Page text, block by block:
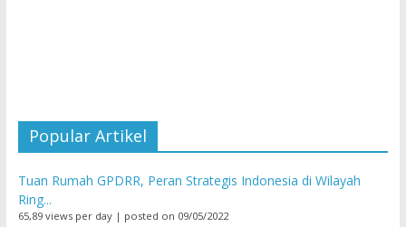
Popular Artikel
Tuan Rumah GPDRR, Peran Strategis Indonesia di Wilayah
Ring...
65,89 views per day| posted on 09/05/2022